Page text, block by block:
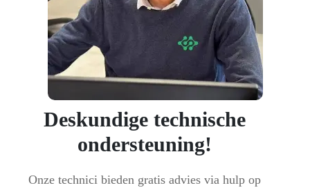
Deskundige technische
ondersteuning!
Onze technici bieden gratis advies via hulp op